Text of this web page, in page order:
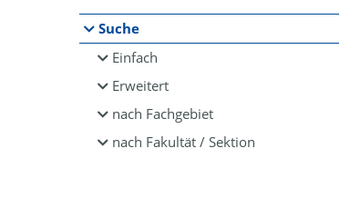
Suche
Einfach
Erweitert
nach Fachgebiet
nach Fakultät / Sektion